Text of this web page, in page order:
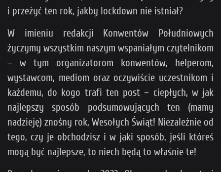
i przeżyć ten rok, jakby lockdown nie istniał?
W imieniu redakcji Konwentów Południowych
życzymy wszystkim naszym wspaniałym czytelnikom
– w tym organizatorom konwentów, helperom,
wystawcom, mediom oraz oczywiście uczestnikom i
każdemu, do kogo trafi ten post – ciepłych, w jak
najlepszy sposób podsumowujących ten (mamy
nadzieję) znośny rok, Wesołych Świąt! Niezależnie od
tego, czy je obchodzisz i w jaki sposób, jeśli któreś
mogą być najlepsze, to niech będą to właśnie te!